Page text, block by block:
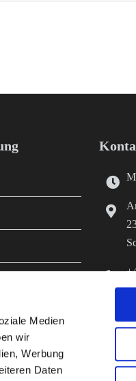
Medien
wir
Werbung
Daten